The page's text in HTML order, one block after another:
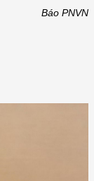
Báo PNVN